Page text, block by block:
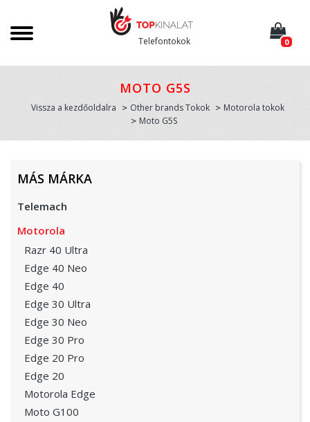
Telefontokok 0
MOTO G5S
Vissza a kezdőoldalra Other brands Tokok
Motorola tokok
Moto G5S
MÁS MÁRKA
Telemach
Motorola
Razr 40 Ultra
Edge 40 Neo
Edge 40
Edge 30 Ultra
Edge 30 Neo
Edge 30 Pro
Edge 20 Pro
Edge 20
Motorola Edge
Moto G100